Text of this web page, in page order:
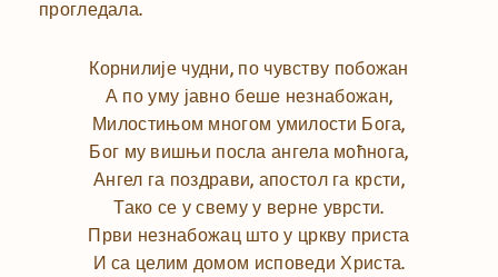
прогледала.
Корнилије чудни, по чувству побожан
А по уму јавно беше незнабожан,
Милостињом многом умилости Бога,
Бог му вишњи посла ангела моћнога,
Ангел га поздрави, апостол га крсти,
Тако се у свему у верне уврсти.
Први незнабожац што у цркву приста
И са целим домом исповеди Христа.